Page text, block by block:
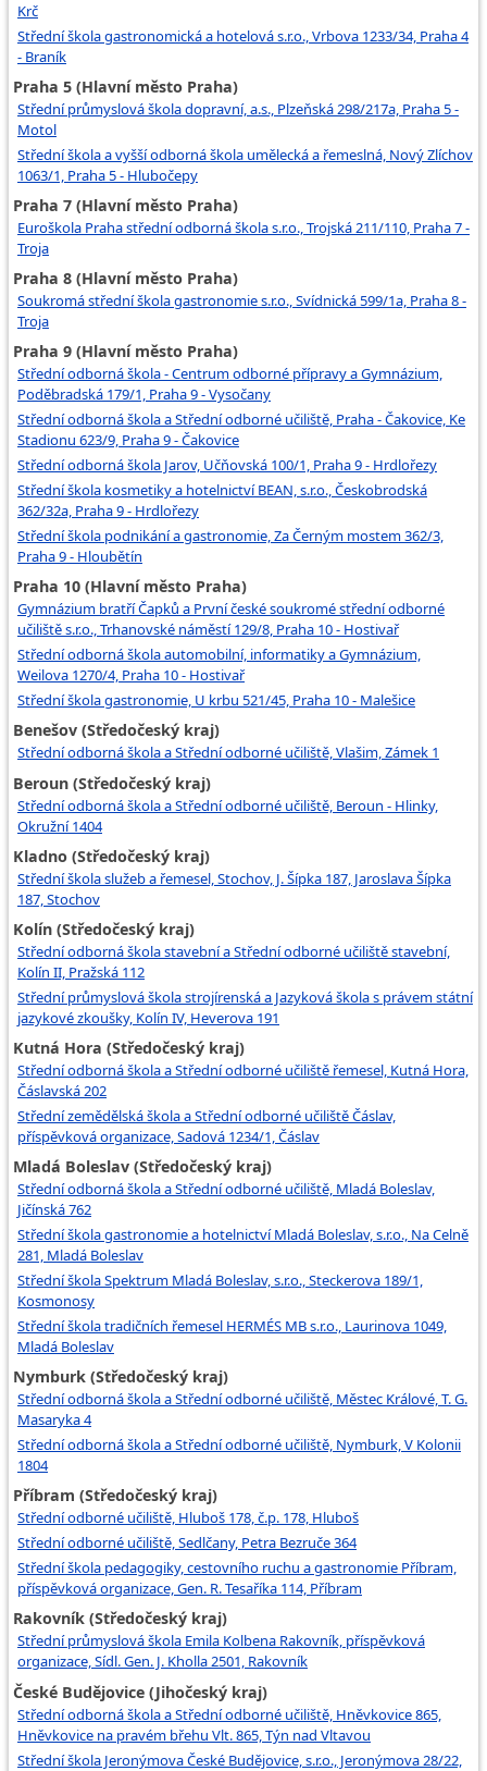
Krč
Střední škola gastronomická a hotelová s.r.o., Vrbova 1233/34, Praha 4
- Braník
Praha 5 (Hlavní město Praha)
Střední průmyslová škola dopravní, a.s., Plzeňská 298/217a, Praha 5 -
Motol
Střední škola a vyšší odborná škola umělecká a řemeslná, Nový Zlíchov
1063/1, Praha 5 - Hlubočepy
Praha 7 (Hlavní město Praha)
Euroškola Praha střední odborná škola s.r.o., Trojská 211/110, Praha 7 -
Troja
Praha 8 (Hlavní město Praha)
Soukromá střední škola gastronomie s.r.o., Svídnická 599/1a, Praha 8 -
Troja
Praha 9 (Hlavní město Praha)
Střední odborná škola - Centrum odborné přípravy a Gymnázium,
Poděbradská 179/1, Praha 9 - Vysočany
Střední odborná škola a Střední odborné učiliště, Praha - Čakovice, Ke
Stadionu 623/9, Praha 9 - Čakovice
Střední odborná škola Jarov, Učňovská 100/1, Praha 9 - Hrdlořezy
Střední škola kosmetiky a hotelnictví BEAN, s.r.o., Českobrodská
362/32a, Praha 9 - Hrdlořezy
Střední škola podnikání a gastronomie, Za Černým mostem 362/3,
Praha 9 - Hloubětín
Praha 10 (Hlavní město Praha)
Gymnázium bratří Čapků a První české soukromé střední odborné
učiliště s.r.o., Trhanovské náměstí 129/8, Praha 10 - Hostivař
Střední odborná škola automobilní, informatiky a Gymnázium,
Weilova 1270/4, Praha 10 - Hostivař
Střední škola gastronomie, U krbu 521/45, Praha 10 - Malešice
Benešov (Středočeský kraj)
Střední odborná škola a Střední odborné učiliště, Vlašim, Zámek 1
Beroun (Středočeský kraj)
Střední odborná škola a Střední odborné učiliště, Beroun - Hlinky,
Okružní 1404
Kladno (Středočeský kraj)
Střední škola služeb a řemesel, Stochov, J. Šípka 187, Jaroslava Šípka
187, Stochov
Kolín (Středočeský kraj)
Střední odborná škola stavební a Střední odborné učiliště stavební,
Kolín II, Pražská 112
Střední průmyslová škola strojírenská a Jazyková škola s právem státní
jazykové zkoušky, Kolín IV, Heverova 191
Kutná Hora (Středočeský kraj)
Střední odborná škola a Střední odborné učiliště řemesel, Kutná Hora,
Čáslavská 202
Střední zemědělská škola a Střední odborné učiliště Čáslav,
příspěvková organizace, Sadová 1234/1, Čáslav
Mladá Boleslav (Středočeský kraj)
Střední odborná škola a Střední odborné učiliště, Mladá Boleslav,
Jičínská 762
Střední škola gastronomie a hotelnictví Mladá Boleslav, s.r.o., Na Celně
281, Mladá Boleslav
Střední škola Spektrum Mladá Boleslav, s.r.o., Steckerova 189/1,
Kosmonosy
Střední škola tradičních řemesel HERMÉS MB s.r.o., Laurinova 1049,
Mladá Boleslav
Nymburk (Středočeský kraj)
Střední odborná škola a Střední odborné učiliště, Městec Králové, T. G.
Masaryka 4
Střední odborná škola a Střední odborné učiliště, Nymburk, V Kolonii
1804
Příbram (Středočeský kraj)
Střední odborné učiliště, Hluboš 178, č.p. 178, Hluboš
Střední odborné učiliště, Sedlčany, Petra Bezruče 364
Střední škola pedagogiky, cestovního ruchu a gastronomie Příbram,
příspěvková organizace, Gen. R. Tesaříka 114, Příbram
Rakovník (Středočeský kraj)
Střední průmyslová škola Emila Kolbena Rakovník, příspěvková
organizace, Sídl. Gen. J. Kholla 2501, Rakovník
České Budějovice (Jihočeský kraj)
Střední odborná škola a Střední odborné učiliště, Hněvkovice 865,
Hněvkovice na pravém břehu Vlt. 865, Týn nad Vltavou
Střední škola Jeronýmova České Budějovice, s.r.o., Jeronýmova 28/22,